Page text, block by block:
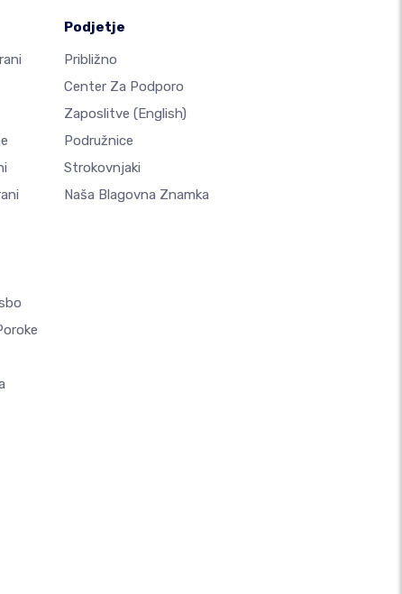
Podjetje
Približno
Center Za Podporo
Zaposlitve (English)
Podružnice
Strokovnjaki
Naša Blagovna Znamka